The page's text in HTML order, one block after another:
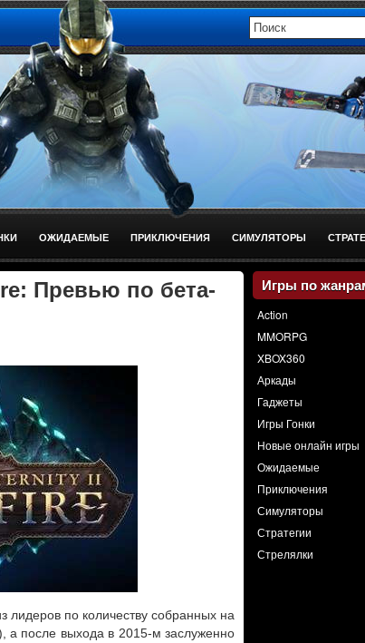
ОЖИДАЕМЫЕ ПРИКЛЮЧЕНИЯ СИМУЛЯТОРЫ
Превью по бета-
лидеров по количеству собранных на
а после выхода в 2015-м заслуженно
Игры по
Action
MMORPG
XBOX360
Аркады
Гаджеты
Игры Гонки
Новые онлайн игры
Ожидаемые
Приключения
Симуляторы
Стратегии
Стрелялки